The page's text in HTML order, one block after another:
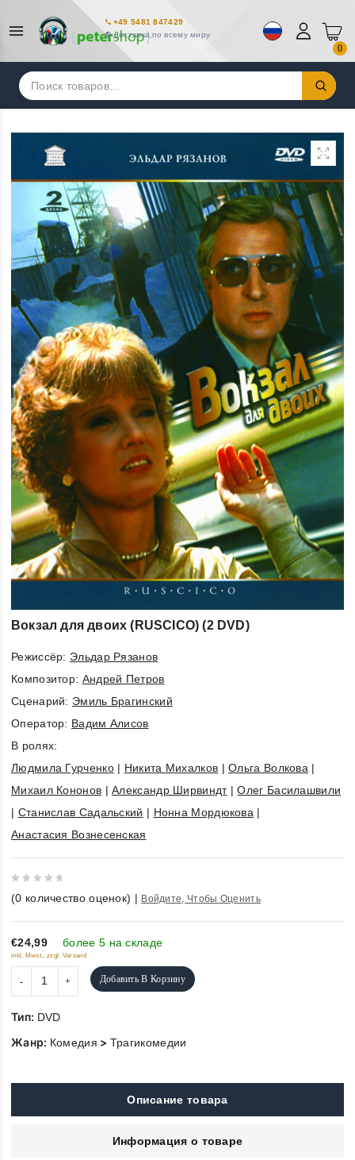
+49 5481 847429
Доставка по всему миру
0
Искать:
Вокзал для двоих (RUSCICO) (2 DVD)
Режиссёр: Эльдар Рязанов
Композитор: Андрей Петров
Cценарий: Эмиль Брагинский
Оператор: Вадим Алисов
В ролях:
Людмила Гурченко| Никита Михалков |Ольга Волкова |
Михаил Кононов |Александр Ширвиндт|Олег Басилашвили
| Станислав Садальский | Нонна Мордюкова |
Анастасия Вознесенская
out
of
5
(0 количество оценок) | Войдите, Чтобы Оценить
€24,99 более 5 на складе
inkl. Mwst., zzgl. Versand
Добавить В Корзину
Тип: DVD
Жанр: Комедия > Трагикомедии
Описание товара
Информация о товаре